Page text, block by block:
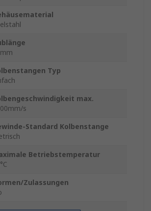
Typ
max.
s
Standard Kolbenstange
Betriebstemperatur
Zulassungen